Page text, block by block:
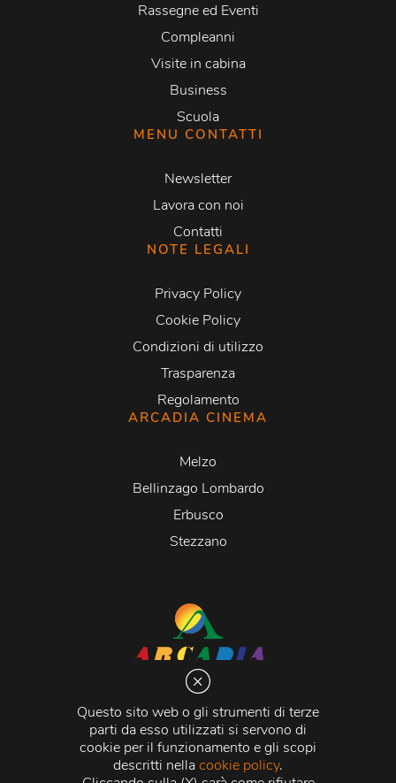
Questo sito web o gli strumenti di terze
parti da esso utilizzati si servono di
cookie per il funzionamento e gli scopi
descritti nellacookie policy.
Rassegne ed Eventi
Compleanni
Visite in cabina
Business
Scuola
MENU CONTATTI
Newsletter
Lavora con noi
Contatti
NOTE LEGALI
Privacy Policy
Cookie Policy
Condizioni di utilizzo
Trasparenza
Regolamento
ARCADIA CINEMA
Melzo
Bellinzago Lombardo
Erbusco
Stezzano
Via Martiri della Libertà 20066 Melzo (MI)
C.C.I.A.A. - R.E.A di Milano n. 1427910
Registro delle Imprese di Milano n. 338392 -
Fiscale e Partita Iva11015840157 | Capitale Sociale
500.000,00 i.v.